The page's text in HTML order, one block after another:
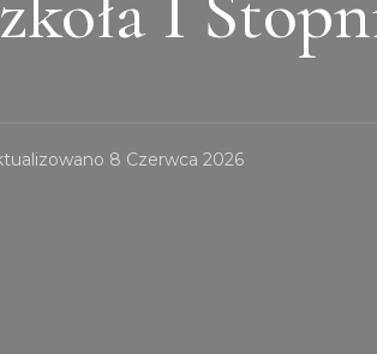
8 Czerwca 2026